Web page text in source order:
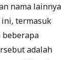
nama lainnya
termasuk
beberapa
adalah